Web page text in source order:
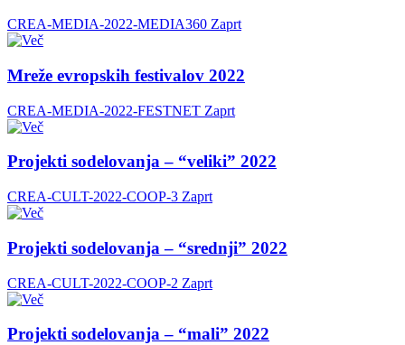
CREA-MEDIA-2022-MEDIA360 Zaprt
Mreže evropskih festivalov 2022
CREA-MEDIA-2022-FESTNET Zaprt
Projekti sodelovanja – “veliki” 2022
CREA-CULT-2022-COOP-3 Zaprt
Projekti sodelovanja – “srednji” 2022
CREA-CULT-2022-COOP-2 Zaprt
Projekti sodelovanja – “mali” 2022